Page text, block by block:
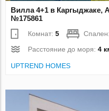
Вилла 4+1 в Каргыджаке,
№175861
Комнат:5
Расстояние до моря:4
UPTREND HOMES